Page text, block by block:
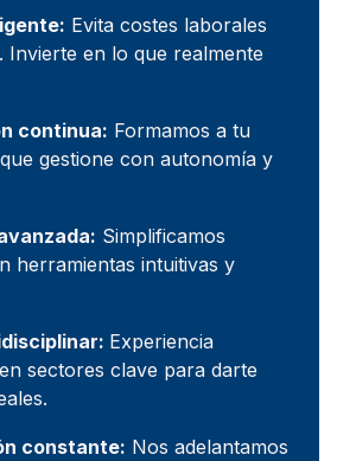
Evita costes laborales
Invierte en lo que realmente
continua: Formamos a tu
gestione con autonomía y
Simplificamos
herramientas intuitivas y
Experiencia
sectores clave para darte
constante: Nos adelantamos